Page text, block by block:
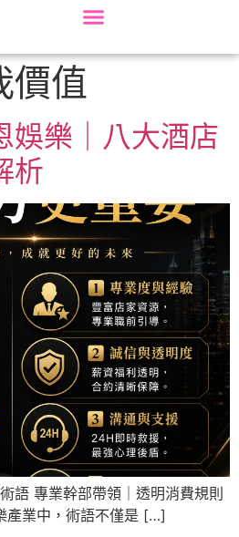
價值
娛樂｜八大酒店
析
語 專業幹部帶領｜透明消費規則
產業中，術語不僅是 […]